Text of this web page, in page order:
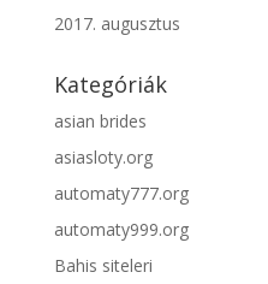
2017. augusztus
Kategóriák
asian brides
asiasloty.org
automaty777.org
automaty999.org
Bahis siteleri